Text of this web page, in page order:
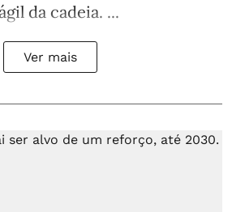
da cadeia. ...
Ver mais